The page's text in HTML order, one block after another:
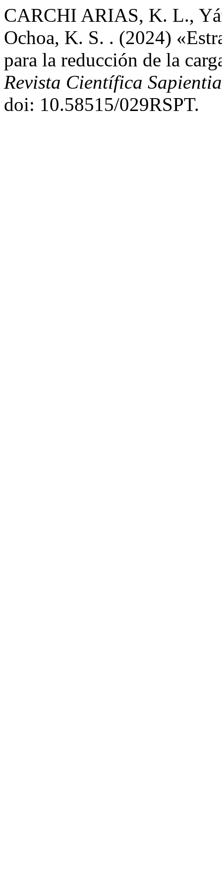
CARCHI ARIAS, K. L.,
Ochoa, K. S. . (2024)
para la reducción de la
Revista Científica
doi: 10.58515/029RSPT.